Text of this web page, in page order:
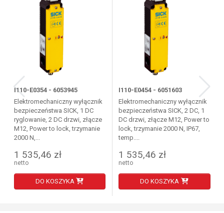
I110-E0354 - 6053945
Elektromechaniczny wyłącznik
bezpieczeństwa SICK, 1 DC
ryglowanie, 2 DC drzwi, złącze
M12, Power to lock, trzymanie
2000 N,...
1 535,46 zł
netto
DO KOSZYKA
I110-E0454 - 6051603
Elektromechaniczny wyłącznik
bezpieczeństwa SICK, 2 DC, 1
DC drzwi, złącze M12, Power to
lock, trzymanie 2000 N, IP67,
temp....
1 535,46 zł
netto
DO KOSZYKA